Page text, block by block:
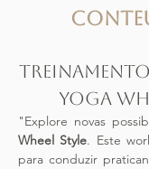
Yoga
"Explore novas
Wheel Style. Este
para conduzir